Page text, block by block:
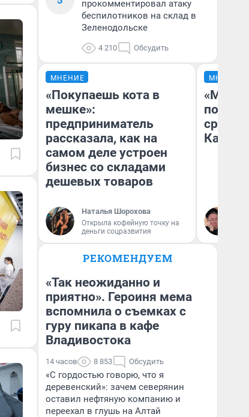
прокомментировал атаку
беспилотников на склад в
Зеленодольске
4 210 Обсудить
МНЕНИЕ
«Покупаешь кота в
мешке»:
предприниматель
рассказала, как на
самом деле устроен
бизнес со складами
дешевых товаров
Наталья Шорохова
Открыла кофейную точку на
деньги соцразвития
МНЕНИЕ
РЕКОМЕНДУЕМ
«Так неожиданно и
приятно». Героиня мема
вспомнила о съемках с
гуру пикапа в кафе
Владивостока
14 часов 8 853 Обсудить
«С гордостью говорю, что я
деревенский»: зачем северянин
оставил нефтяную компанию и
переехал в глушь на Алтай